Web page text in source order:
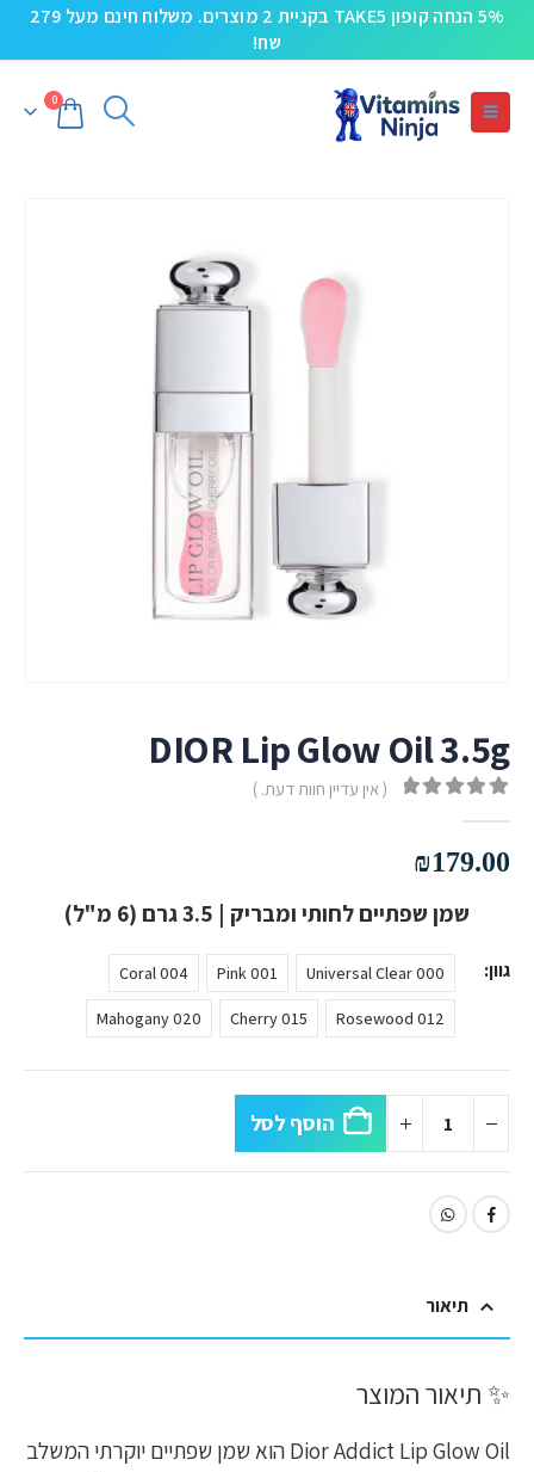
5% הנחה קופון TAKE5 בקניית 2 מוצרים. משלוח חינם מעל 279
שח!
0
DIOR Lip Glow Oil 3.5g
( אין עדיין חוות דעת. )
₪179.00
שמן שפתיים לחותי ומבריק | 3.5 גרם (6 מ"ל)
גוון 000 Universal Clear
001 Pink
004 Coral
012 Rosewood
015 Cherry
020 Mahogany
הוסף לסל
תיאור
✨ תיאור המוצר
Dior Addict Lip Glow Oil הוא שמן שפתיים יוקרתי המשלב